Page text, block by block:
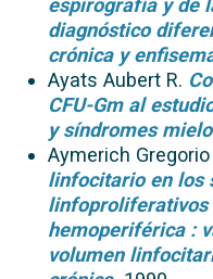
espirografía y de
diagnóstico
crónica y
Ayats Aubert R.
CFU-Gm al
y síndromes
Aymerich
linfocitario en los
linfoproliferativos
hemoperiférica :
volumen